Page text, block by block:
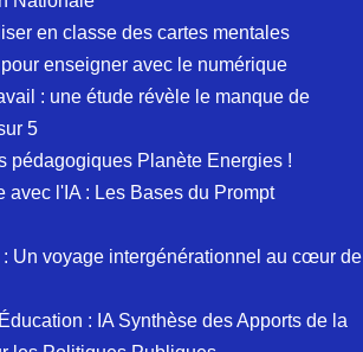
en classe des cartes mentales
enseigner avec le numérique
: une étude révèle le manque de
5
pédagogiques Planète Energies !
avec l'IA : Les Bases du Prompt
: Un voyage intergénérationnel au cœur de
: IA Synthèse des Apports de la